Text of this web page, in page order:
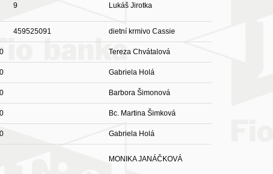
9 Lukáš Jirotka
459525091 dietní krmivo Cassie
Tereza Chvátalová
Gabriela Holá
Barbora Šimonová
Bc. Martina Šimková
Gabriela Holá
MONIKA JANÁČKOVÁ